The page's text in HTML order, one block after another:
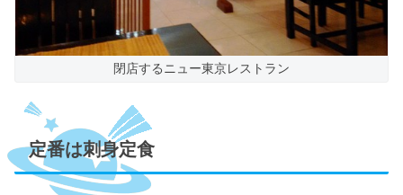
閉店するニュー東京レストラン
定番は刺身定食